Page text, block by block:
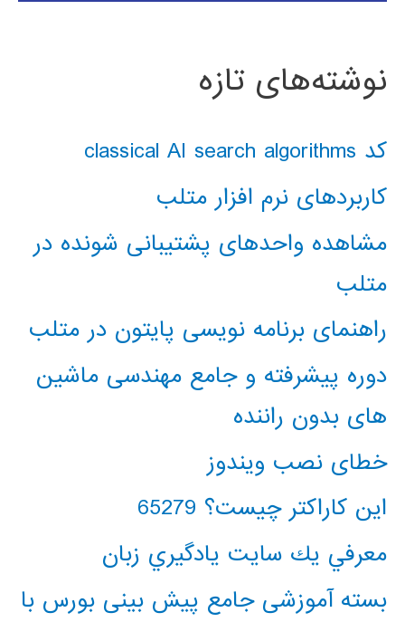
نوشته‌های تازه
کد classical AI search algorithms
کاربردهای نرم افزار متلب
مشاهده واحدهای پشتیبانی شونده در
متلب
راهنمای برنامه نویسی پایتون در متلب
دوره پیشرفته و جامع مهندسی ماشین
های بدون راننده
خطای نصب ویندوز
این کاراکتر چیست؟ 65279
معرفي يك سايت يادگيري زبان
بسته آموزشی جامع پیش بینی بورس با